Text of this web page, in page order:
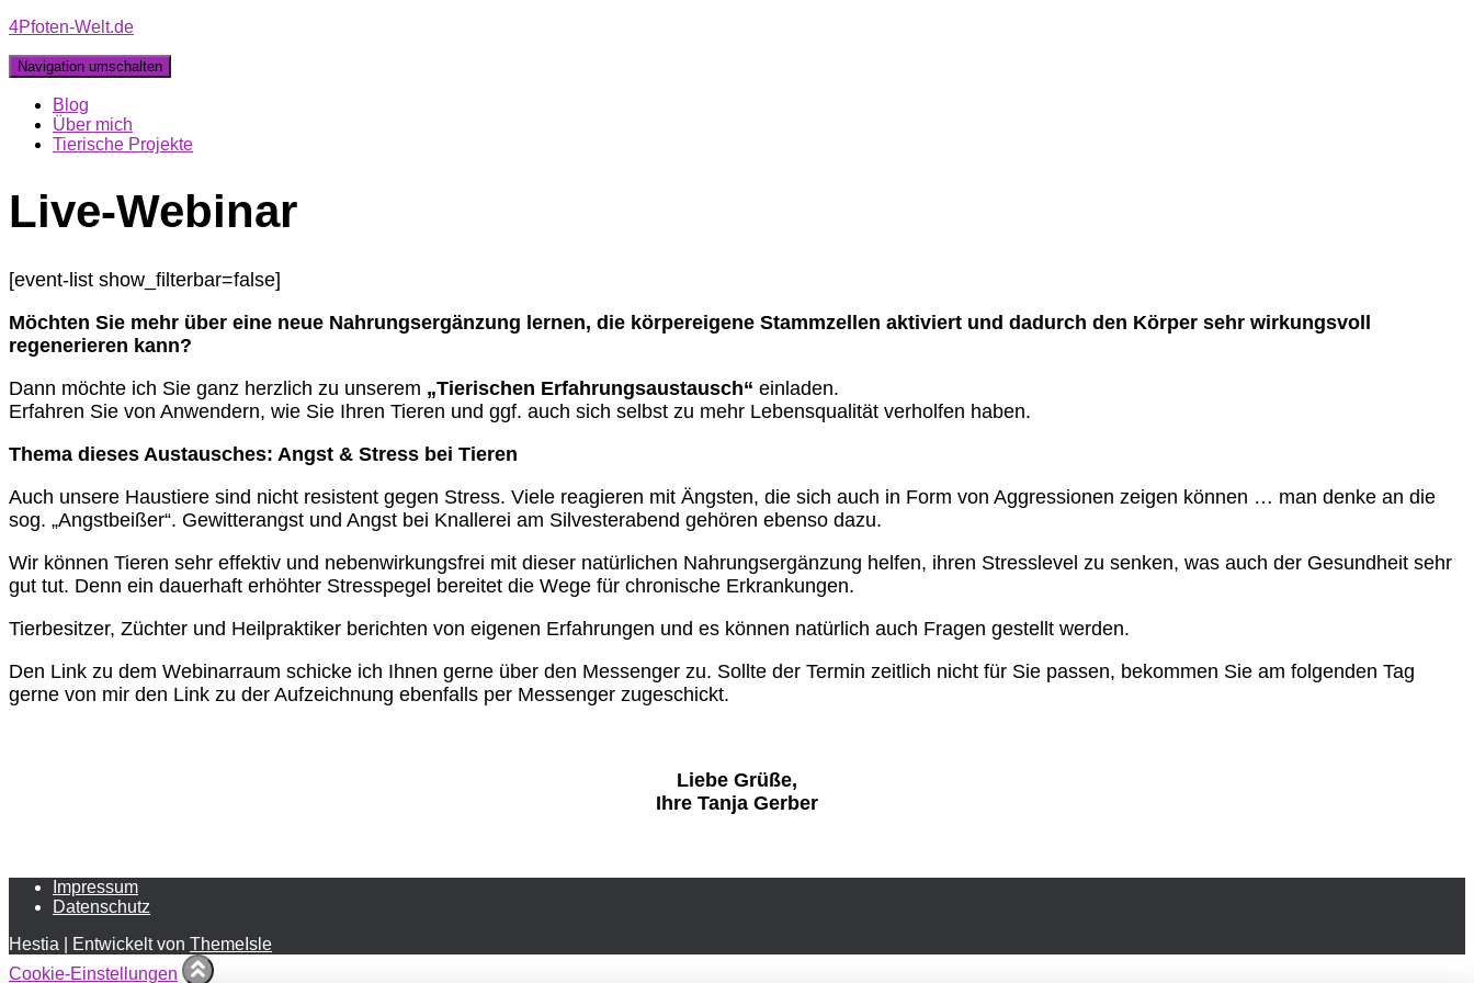
4Pfoten-Welt.de
Navigation umschalten
Blog
Über mich
Tierische Projekte
Live-Webinar
[event-list show_filterbar=false]
Möchten Sie mehr über eine neue Nahrungsergänzung lernen, die körpereigene Stammzellen aktiviert und dadurch den Körper sehr wirkungsvoll
regenerieren kann?
Dann möchte ich Sie ganz herzlich zu unserem „Tierischen Erfahrungsaustausch“ einladen.
Erfahren Sie von Anwendern, wie Sie Ihren Tieren und ggf. auch sich selbst zu mehr Lebensqualität verholfen haben.
Thema dieses Austausches: Angst & Stress bei Tieren
Auch unsere Haustiere sind nicht resistent gegen Stress. Viele reagieren mit Ängsten, die sich auch in Form von Aggressionen zeigen können … man denke an die
sog. „Angstbeißer“. Gewitterangst und Angst bei Knallerei am Silvesterabend gehören ebenso dazu.
Wir können Tieren sehr effektiv und nebenwirkungsfrei mit dieser natürlichen Nahrungsergänzung helfen, ihren Stresslevel zu senken, was auch der Gesundheit sehr
gut tut. Denn ein dauerhaft erhöhter Stresspegel bereitet die Wege für chronische Erkrankungen.
Tierbesitzer, Züchter und Heilpraktiker berichten von eigenen Erfahrungen und es können natürlich auch Fragen gestellt werden.
Den Link zu dem Webinarraum schicke ich Ihnen gerne über den Messenger zu. Sollte der Termin zeitlich nicht für Sie passen, bekommen Sie am folgenden Tag
gerne von mir den Link zu der Aufzeichnung ebenfalls per Messenger zugeschickt.
Liebe Grüße,
Ihre Tanja Gerber
Impressum
Datenschutz
Hestia | Entwickelt von ThemeIsle
Cookie-Einstellungen